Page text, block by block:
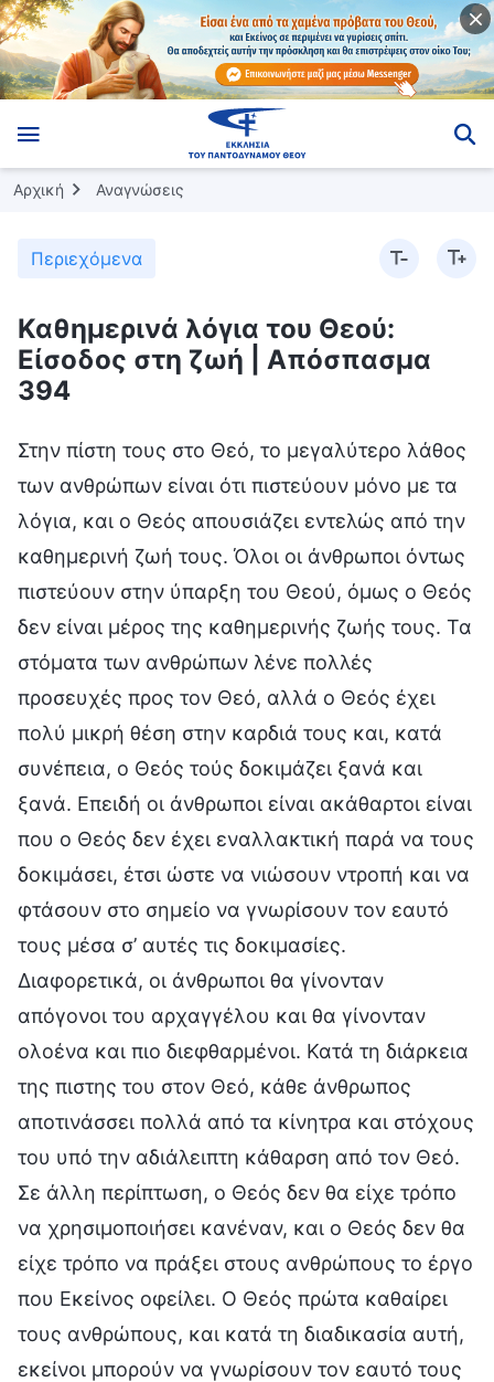
Αρχική Αναγνώσεις
Περιεχόμενα
Καθημερινά λόγια του Θεού:
Είσοδος στη ζωή | Απόσπασμα
394
Στην πίστη τους στο Θεό, το μεγαλύτερο λάθος
των ανθρώπων είναι ότι πιστεύουν μόνο με τα
λόγια, και ο Θεός απουσιάζει εντελώς από την
καθημερινή ζωή τους. Όλοι οι άνθρωποι όντως
πιστεύουν στην ύπαρξη του Θεού, όμως ο Θεός
δεν είναι μέρος της καθημερινής ζωής τους. Τα
στόματα των ανθρώπων λένε πολλές
προσευχές προς τον Θεό, αλλά ο Θεός έχει
πολύ μικρή θέση στην καρδιά τους και, κατά
συνέπεια, ο Θεός τούς δοκιμάζει ξανά και
ξανά. Επειδή οι άνθρωποι είναι ακάθαρτοι είναι
που ο Θεός δεν έχει εναλλακτική παρά να τους
δοκιμάσει, έτσι ώστε να νιώσουν ντροπή και να
φτάσουν στο σημείο να γνωρίσουν τον εαυτό
τους μέσα σ’ αυτές τις δοκιμασίες.
Διαφορετικά, οι άνθρωποι θα γίνονταν
απόγονοι του αρχαγγέλου και θα γίνονταν
ολοένα και πιο διεφθαρμένοι. Κατά τη διάρκεια
της πιστης του στον Θεό, κάθε άνθρωπος
αποτινάσσει πολλά από τα κίνητρα και στόχους
του υπό την αδιάλειπτη κάθαρση από τον Θεό.
Σε άλλη περίπτωση, ο Θεός δεν θα είχε τρόπο
να χρησιμοποιήσει κανέναν, και ο Θεός δεν θα
είχε τρόπο να πράξει στους ανθρώπους το έργο
που Εκείνος οφείλει. Ο Θεός πρώτα καθαίρει
τους ανθρώπους, και κατά τη διαδικασία αυτή,
εκείνοι μπορούν να γνωρίσουν τον εαυτό τους